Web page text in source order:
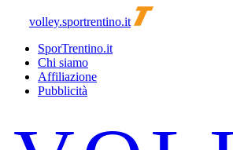
volley.sportrentino.it
SporTrentino.it
Chi siamo
Affiliazione
Pubblicità